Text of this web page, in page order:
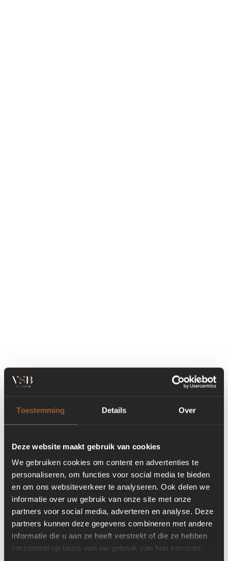
Toestemming Details Over
Deze website maakt gebruik van cookies
We gebruiken cookies om content en advertenties te
personaliseren, om functies voor social media te bieden
en om ons websiteverkeer te analyseren. Ook delen we
informatie over uw gebruik van onze site met onze
partners voor social media, adverteren en analyse. Deze
partners kunnen deze gegevens combineren met andere
informatie die u aan ze heeft verstrekt of die ze hebben
verzameld op basis van uw gebruik van hun services.